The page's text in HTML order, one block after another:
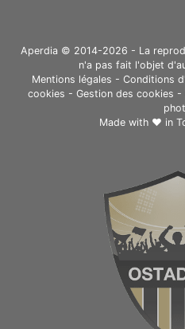
Aperdia © 2014-2026 - La
n'a pas fait l'objet
Mentions légales - Conditions
cookies - Gestion des cookies -
Made with ❤ in